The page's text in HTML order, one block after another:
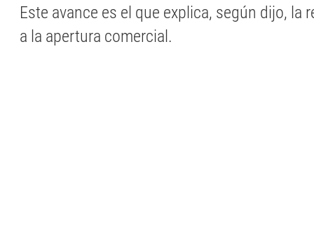
Este avance es el que explica, según dijo, la
a la apertura comercial.